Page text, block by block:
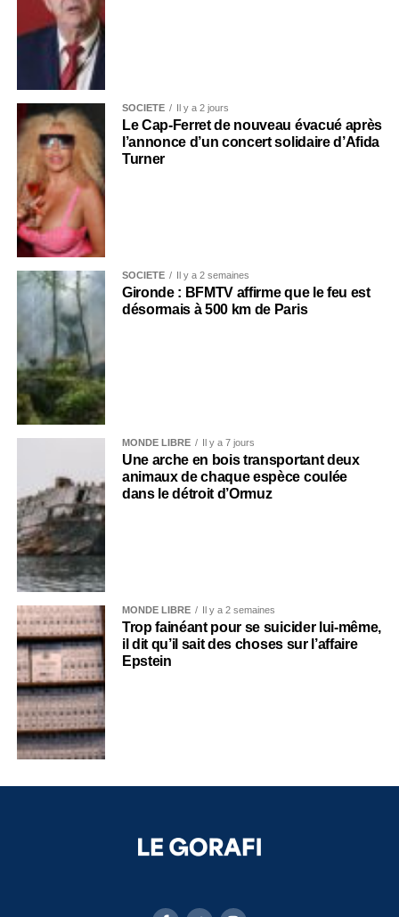
SOCIÉTÉ Il y a 2 jours
Le Cap-Ferret de nouveau évacué après
l’annonce d’un concert solidaire d’Afida
Turner
SOCIÉTÉ Il y a 2 semaines
Gironde : BFMTV affirme que le feu est
désormais à 500 km de Paris
MONDE LIBRE Il y a 7 jours
Une arche en bois transportant deux
animaux de chaque espèce coulée
dans le détroit d’Ormuz
MONDE LIBRE Il y a 2 semaines
Trop fainéant pour se suicider lui-même,
il dit qu’il sait des choses sur l’affaire
Epstein